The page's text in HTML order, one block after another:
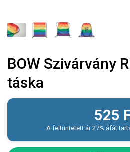
BOW Szivárvány
táska
525
A feltüntetett ár 27% áfát